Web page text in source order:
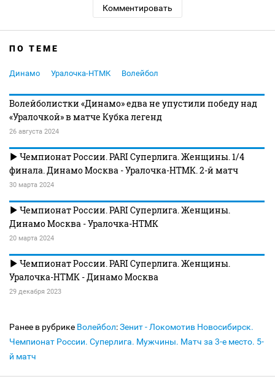
Комментировать
ПО ТЕМЕ
Динамо Уралочка-НТМК Волейбол
Волейболистки «Динамо» едва не упустили победу над
«Уралочкой» в матче Кубка легенд
26 августа 2024
Чемпионат России. PARI Суперлига. Женщины. 1/4
финала. Динамо Москва - Уралочка-НТМК. 2-й матч
30 марта 2024
Чемпионат России. PARI Суперлига. Женщины.
Динамо Москва - Уралочка-НТМК
20 марта 2024
Чемпионат России. PARI Суперлига. Женщины.
Уралочка-НТМК - Динамо Москва
29 декабря 2023
Ранее в рубрике Волейбол:Зенит - Локомотив Новосибирск.
Чемпионат России. Суперлига. Мужчины. Матч за 3-е место. 5-
й матч